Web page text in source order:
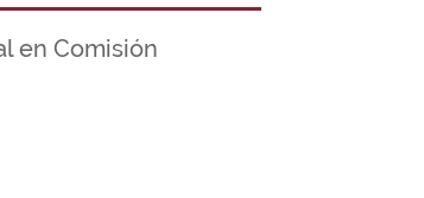
en Comisión